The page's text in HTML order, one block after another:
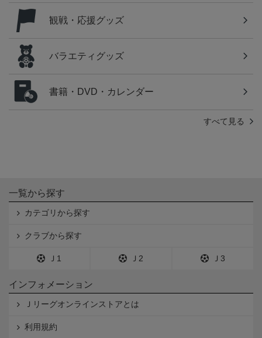
観戦・応援グッズ
バラエティグッズ
書籍・DVD・カレンダー
すべて見る
一覧から探す
カテゴリから探す
クラブから探す
Ｊ1 Ｊ2 Ｊ3
インフォメーション
Ｊリーグオンラインストアとは
利用規約